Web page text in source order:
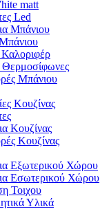
matt
Led
Μπάνιου
Θερμοσίφωνες
Μπάνιου
Κουζίνας
Κουζίνας
Κουζίνας
Εξωτερικού Χώρου
Εσωτερικού Χώρου
Τοιχου
Υλικά